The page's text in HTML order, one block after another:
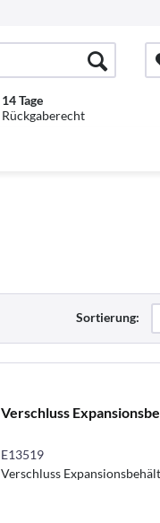
14 Tage
Rückgaberecht
Sortierung:
Verschluss
E13519
Verschluss